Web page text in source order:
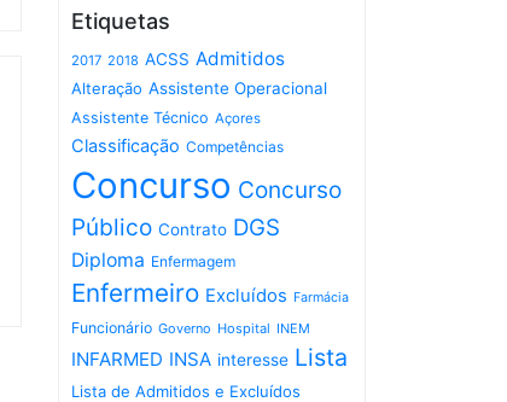
Etiquetas
2017 2018 ACSS Admitidos
Alteração Assistente Operacional
Assistente Técnico Açores
Classificação Competências
Concurso Concurso
Público Contrato DGS
Diploma Enfermagem
Enfermeiro Excluídos Farmácia
Funcionário Governo Hospital INEM
INFARMED INSA interesse Lista
Lista de Admitidos e Excluídos